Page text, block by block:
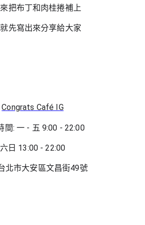
把布丁和肉桂捲補上
先寫出來分享給大家
Congrats Café IG
間: 一 - 五 9:00 - 22:00
六日 13:00 - 22:00
北市大安區文昌街49號